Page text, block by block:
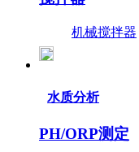
机械搅拌器
水质分析
PH/ORP测定